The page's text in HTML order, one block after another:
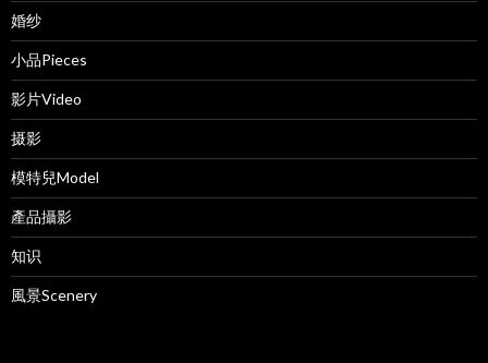
婚纱
小品Pieces
影片Video
摄影
模特兒Model
產品攝影
知识
風景Scenery